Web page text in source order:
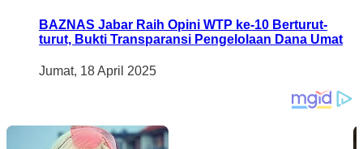
BAZNAS Jabar Raih Opini WTP ke-10 Berturut-
turut, Bukti Transparansi Pengelolaan Dana Umat
Jumat, 18 April 2025